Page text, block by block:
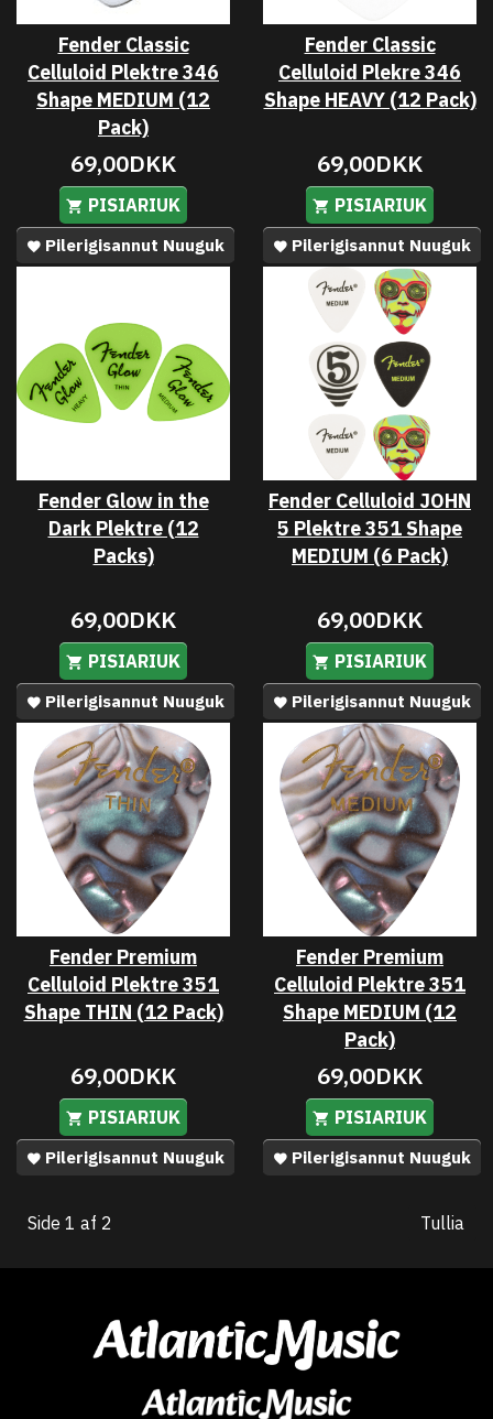
Fender Classic
Celluloid Plektre 346
Shape MEDIUM (12
Pack)
69,00DKK
PISIARIUK
Pilerigisannut Nuuguk
Fender Classic
Celluloid Plekre 346
Shape HEAVY (12 Pack)
69,00DKK
PISIARIUK
Pilerigisannut Nuuguk
Fender Glow in the
Dark Plektre (12
Packs)
69,00DKK
PISIARIUK
Pilerigisannut Nuuguk
Fender Celluloid JOHN
5 Plektre 351 Shape
MEDIUM (6 Pack)
69,00DKK
PISIARIUK
Pilerigisannut Nuuguk
Fender Premium
Celluloid Plektre 351
Shape THIN (12 Pack)
69,00DKK
PISIARIUK
Pilerigisannut Nuuguk
Fender Premium
Celluloid Plektre 351
Shape MEDIUM (12
Pack)
69,00DKK
PISIARIUK
Pilerigisannut Nuuguk
Side 1 af 2 Tullia